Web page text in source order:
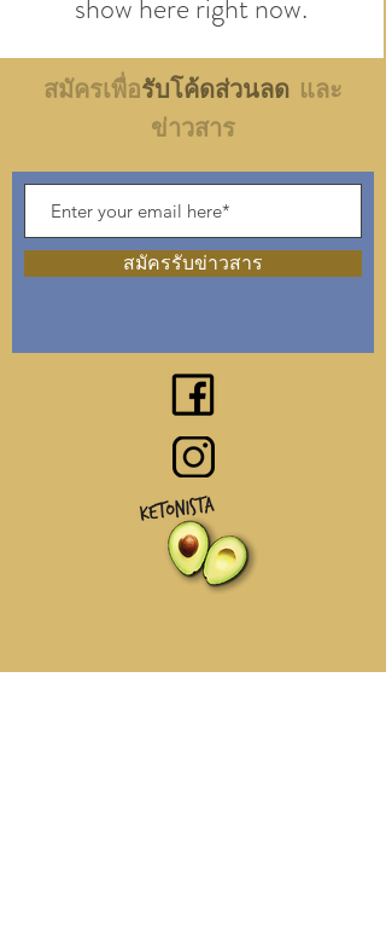
show here right now.
สมัครเพื่อรับโค้ดส่วนลด และ
ข่าวสาร
สมัครรับข่าวสาร